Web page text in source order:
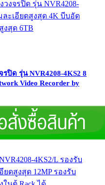
ปิด รุ่น NVR4208-4KS2 8
Video Recorder by